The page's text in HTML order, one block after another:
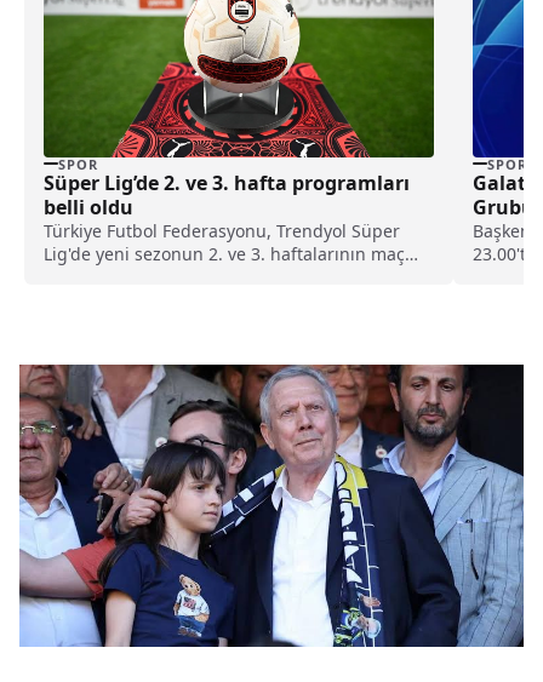
SPOR
Süper Lig’de 2. ve 3. hafta programları
belli oldu
Türkiye Futbol Federasyonu, Trendyol Süper
Lig'de yeni sezonun 2. ve 3. haftalarının maç
SPOR
Grubu
Başkent
23.00'te